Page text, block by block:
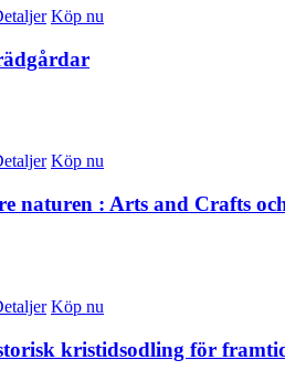
Köp nu
Köp nu
naturen : Arts and Crafts
Köp nu
kristidsodling för